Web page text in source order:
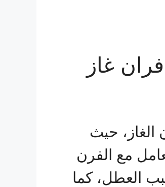
غاز
الغاز، حيث
مع الفرن
العطل، كما